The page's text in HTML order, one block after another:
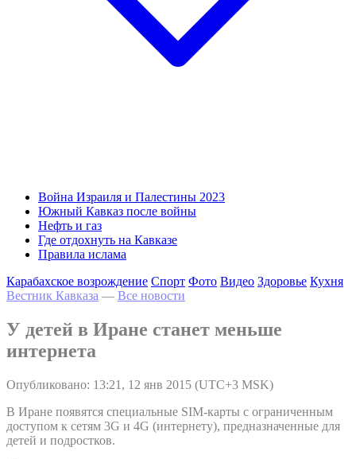
Война Израиля и Палестины 2023
Южный Кавказ после войны
Нефть и газ
Где отдохнуть на Кавказе
Правила ислама
Карабахское возрождение Спорт Фото Видео Здоровье Кухня
Вестник Кавказа — Все новости
У детей в Иране станет меньше
интернета
Опубликовано: 13:21, 12 янв 2015 (UTC+3 MSK)
В Иране появятся специальные SIM-карты с ограниченным
доступом к сетям 3G и 4G (интернету), предназначенные для
детей и подростков.